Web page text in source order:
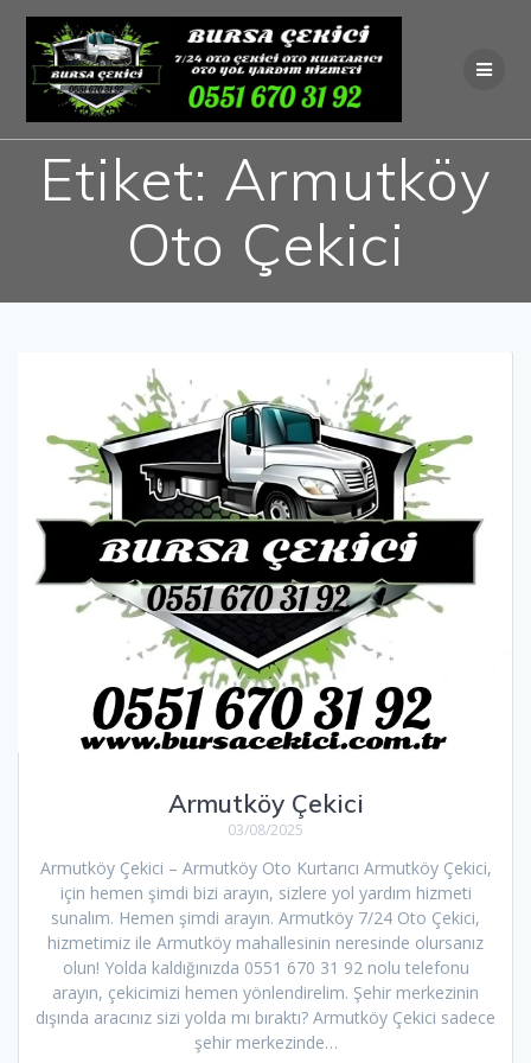
Skip
to
content
Etiket: Armutköy
Oto Çekici
Armutköy Çekici
03/08/2025
Armutköy Çekici – Armutköy Oto Kurtarıcı Armutköy Çekici,
için hemen şimdi bizi arayın, sizlere yol yardım hizmeti
sunalım. Hemen şimdi arayın. Armutköy 7/24 Oto Çekici,
hizmetimiz ile Armutköy mahallesinin neresinde olursanız
olun! Yolda kaldığınızda 0551 670 31 92 nolu telefonu
arayın, çekicimizi hemen yönlendirelim. Şehir merkezinin
dışında aracınız sizi yolda mı bıraktı? Armutköy Çekici sadece
şehir merkezinde…